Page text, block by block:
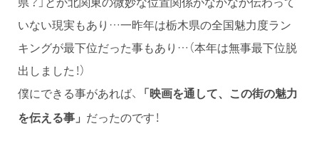
いない現実もあり…一昨年は栃木県の全国魅力度ラン
キングが最下位だった事もあり…（本年は無事最下位脱
出しました！）
僕にできる事があれば、
「映画を通して、この街の魅力
を伝える事」 だったのです！